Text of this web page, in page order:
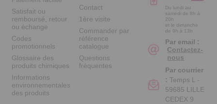
Satisfait ou
remboursé, retour
ou échange
Codes
promotionnels
Glossaire des
produits chimiques
Informations
environnementales
des produits
Contact
1ère visite
Commander par
référence
catalogue
Questions
fréquentes
Du lundi au
samedi de 8h à
20h
et le dimanche
de 9h à 13h
Par email :
Contactez-
nous
Par courrier
: Temps L -
59685 LILLE
CEDEX 9